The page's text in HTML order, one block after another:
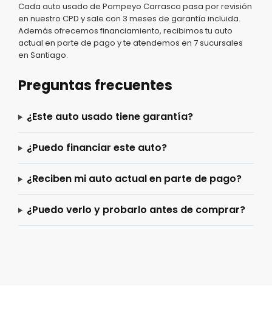
Cada auto usado de Pompeyo Carrasco pasa por revisión
en nuestro CPD y sale con 3 meses de garantía incluida.
Además ofrecemos financiamiento, recibimos tu auto
actual en parte de pago y te atendemos en 7 sucursales
en Santiago.
Preguntas frecuentes
¿Este auto usado tiene garantía?
¿Puedo financiar este auto?
¿Reciben mi auto actual en parte de pago?
¿Puedo verlo y probarlo antes de comprar?